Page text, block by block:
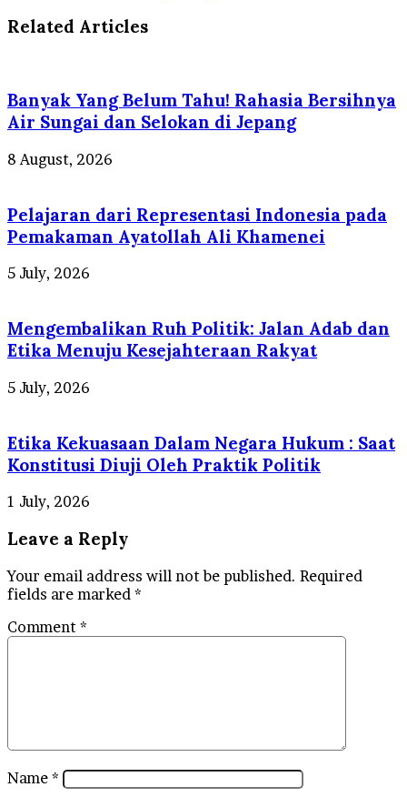
Related Articles
Banyak Yang Belum Tahu! Rahasia Bersihnya
Air Sungai dan Selokan di Jepang
8 August, 2026
Pelajaran dari Representasi Indonesia pada
Pemakaman Ayatollah Ali Khamenei
5 July, 2026
Mengembalikan Ruh Politik: Jalan Adab dan
Etika Menuju Kesejahteraan Rakyat
5 July, 2026
Etika Kekuasaan Dalam Negara Hukum : Saat
Konstitusi Diuji Oleh Praktik Politik
1 July, 2026
Leave a Reply
Your email address will not be published. Required
fields are marked *
Comment *
Name *